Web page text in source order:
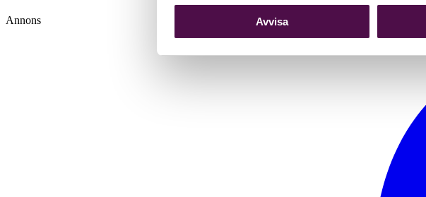
Avvisa
Annons